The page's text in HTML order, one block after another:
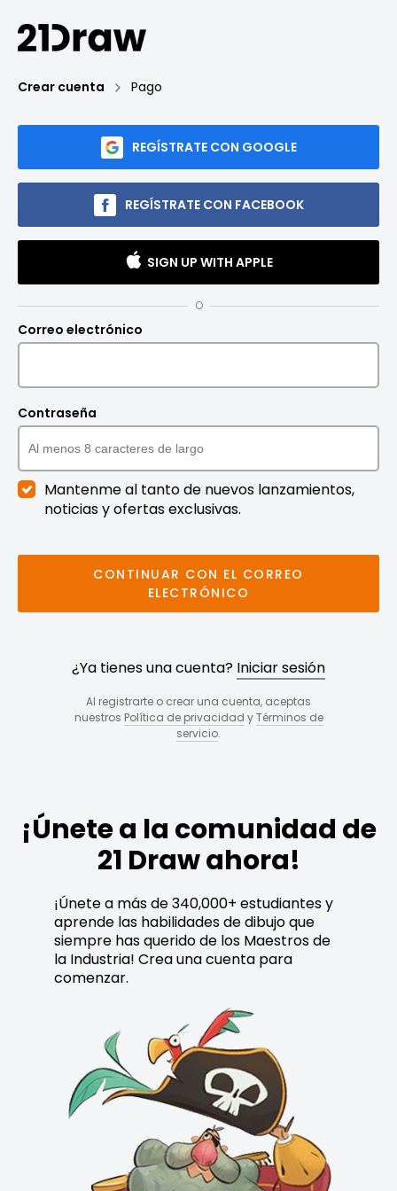
Crear cuenta Pago
REGÍSTRATE CON GOOGLE
REGÍSTRATE CON FACEBOOK
SIGN UP WITH APPLE
O
Correo electrónico
Contraseña
Mantenme al tanto de nuevos lanzamientos,
noticias y ofertas exclusivas.
CONTINUAR CON EL CORREO
ELECTRÓNICO
¿Ya tienes una cuenta? Iniciar sesión
Al registrarte o crear una cuenta, aceptas
nuestros Política de privacidad yTérminos de
servicio.
¡Únete a la comunidad de
21 Draw ahora!
¡Únete a más de 340,000+ estudiantes y
aprende las habilidades de dibujo que
siempre has querido de los Maestros de
la Industria! Crea una cuenta para
comenzar.